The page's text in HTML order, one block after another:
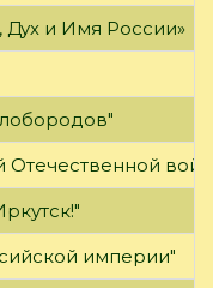
Дух и Имя России»
империи"